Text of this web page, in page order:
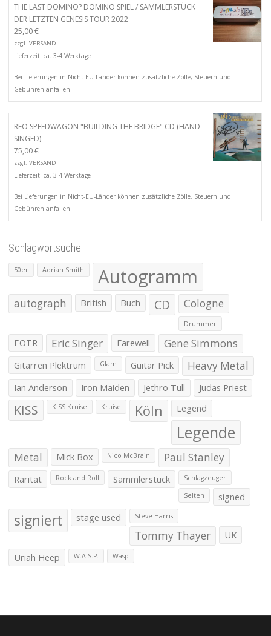
THE LAST DOMINO? DOMINO SPIEL / SAMMLERSTÜCK
DER LETZTEN GENESIS TOUR 2022
25,00€
zzgl. VERSAND
Lieferzeit: ca. 3-4 Werktage
Bei Lieferungen in Nicht-EU-Länder können zusätzliche Zölle, Steuern und
Gebühren anfallen.
REO SPEEDWAGON "BUILDING THE BRIDGE" CD (HAND
SINGED)
75,00€
zzgl. VERSAND
Lieferzeit: ca. 3-4 Werktage
Bei Lieferungen in Nicht-EU-Länder können zusätzliche Zölle, Steuern und
Gebühren anfallen.
Schlagwortsuche
50er Adrian Smith Autogramm
autograph British Buch CD Cologne
Drummer
EOTR Eric Singer Farewell Gene Simmons
Gitarren Plektrum Glam Guitar Pick Heavy Metal
Ian Anderson Iron Maiden Jethro Tull Judas Priest
KISS KISS Kruise Kruise Köln Legend
Legende
Metal Mick Box Nico McBrain Paul Stanley
Rarität Rock and Roll Sammlerstück Schlagzeuger
Selten signed
signiert stage used Steve Harris
Tommy Thayer
UK
Uriah Heep
W.A.S.P. Wasp